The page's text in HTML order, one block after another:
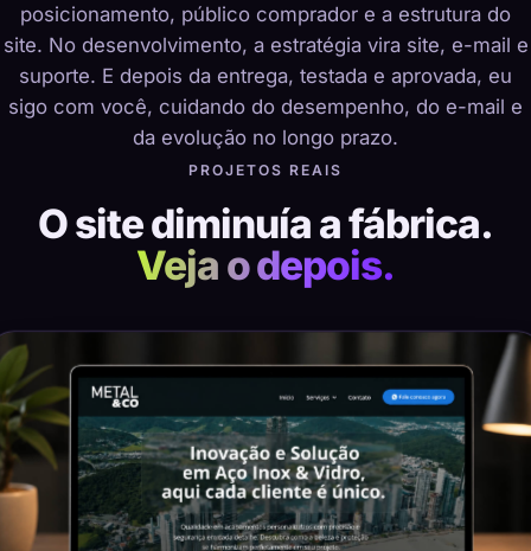
posicionamento, público comprador e a estrutura do
site. No desenvolvimento, a estratégia vira site, e-mail e
suporte. E depois da entrega, testada e aprovada, eu
sigo com você, cuidando do desempenho, do e-mail e
da evolução no longo prazo.
PROJETOS REAIS
O site diminuía a fábrica.
Veja o depois.